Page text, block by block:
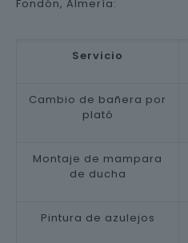
Fondón, Almería:
Servicio
Cambio de bañera por
plató
Montaje de mampara
de ducha
Pintura de azulejos